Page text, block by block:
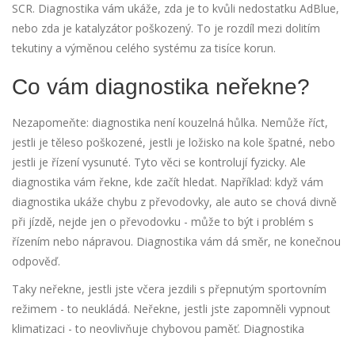
SCR. Diagnostika vám ukáže, zda je to kvůli nedostatku AdBlue,
nebo zda je katalyzátor poškozený. To je rozdíl mezi dolitím
tekutiny a výměnou celého systému za tisíce korun.
Co vám diagnostika neřekne?
Nezapomeňte: diagnostika není kouzelná hůlka. Nemůže říct,
jestli je těleso poškozené, jestli je ložisko na kole špatné, nebo
jestli je řízení vysunuté. Tyto věci se kontrolují fyzicky. Ale
diagnostika vám řekne, kde začít hledat. Například: když vám
diagnostika ukáže chybu z převodovky, ale auto se chová divně
při jízdě, nejde jen o převodovku - může to být i problém s
řízením nebo nápravou. Diagnostika vám dá směr, ne konečnou
odpověď.
Taky neřekne, jestli jste včera jezdili s přepnutým sportovním
režimem - to neukládá. Neřekne, jestli jste zapomněli vypnout
klimatizaci - to neovlivňuje chybovou paměť. Diagnostika